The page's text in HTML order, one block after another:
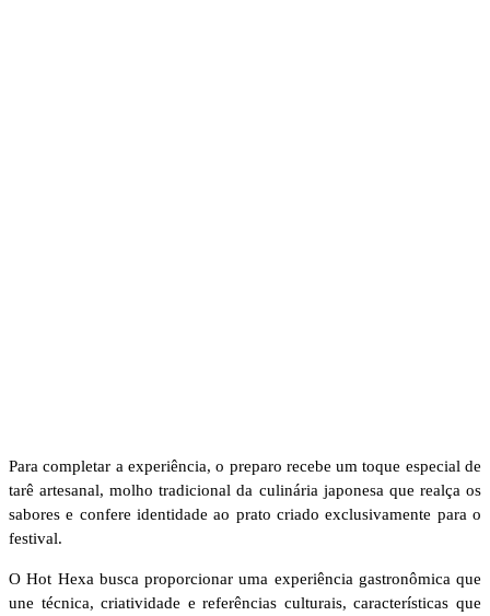
Para completar a experiência, o preparo recebe um toque especial de
tarê artesanal, molho tradicional da culinária japonesa que realça os
sabores e confere identidade ao prato criado exclusivamente para o
festival.
O Hot Hexa busca proporcionar uma experiência gastronômica que
une técnica, criatividade e referências culturais, características que